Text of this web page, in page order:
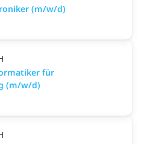
(m/w/d)
für
(m/w/d)